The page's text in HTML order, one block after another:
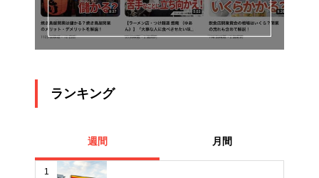
ランキング
週間 月間
1